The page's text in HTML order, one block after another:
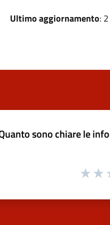
Ultimo aggiornamento:
sono chiare le